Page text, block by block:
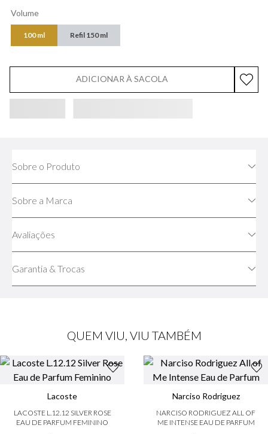
Volume
100 ml Refil 150 ml
ADICIONAR À SACOLA
Sobre o Produto
Sobre a Marca
Avaliações
Garantia & Trocas
QUEM VIU, VIU TAMBÉM
Lacoste
LACOSTE L.12.12 SILVER ROSE
EAU DE PARFUM FEMININO
Narciso Rodriguez
NARCISO RODRIGUEZ ALL OF
ME INTENSE EAU DE PARFUM